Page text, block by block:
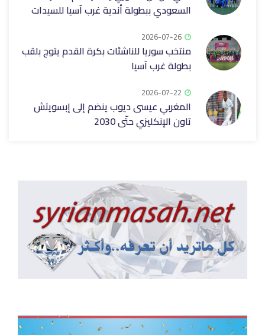
السعودي ببطولة أندية غرب آسيا للسيدات
2026-07-26
منتخب سوريا للناشئات بكرة القدم يتوج بلقب
بطولة غرب آسيا
2026-07-22
المغربي عيسى ديوب ينضم إلى إبسويتش
تاون الإنكليزي حتّى 2030